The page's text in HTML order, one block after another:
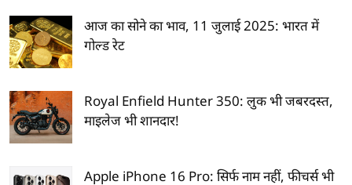
आज का सोने का भाव, 11 जुलाई 2025: भारत में
गोल्ड रेट
Royal Enfield Hunter 350: लुक भी जबरदस्त,
माइलेज भी शानदार!
Apple iPhone 16 Pro: सिर्फ नाम नहीं, फीचर्स भी